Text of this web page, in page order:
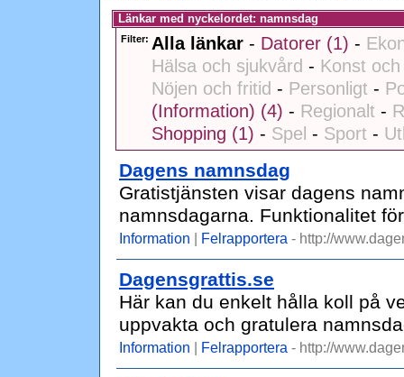
Länkar med nyckelordet: namnsdag
Filter: Alla länkar - Datorer (1) -
Hälsa och sjukvård - Konst
Nöjen och fritid - Personligt -
(Information) (4) - Regionalt -
Shopping (1) - Spel - Sport -
Dagens namnsdag
Gratistjänsten visar dagens
namnsdagarna. Funktionalitet
Information | Felrapportera - http://
Dagensgrattis.se
Här kan du enkelt hålla koll på
uppvakta och gratulera
Information | Felrapportera - http://